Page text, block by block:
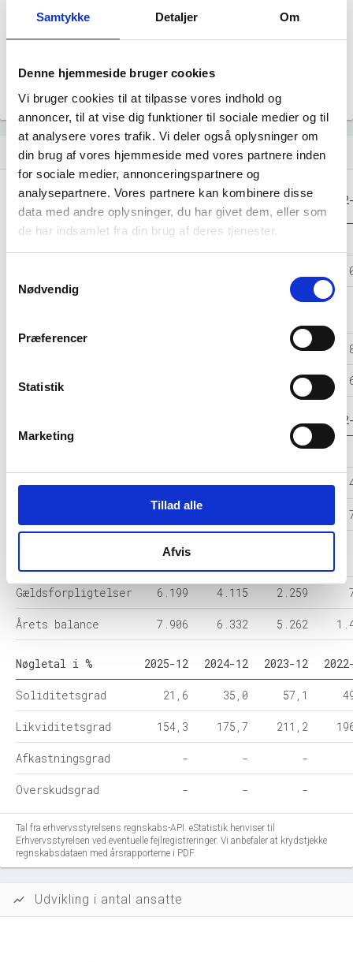
Samtykke Detaljer Om
Denne hjemmeside bruger cookies
Vi bruger cookies til at tilpasse vores indhold og
annoncer, til at vise dig funktioner til sociale medier og til
at analysere vores trafik. Vi deler også oplysninger om
din brug af vores hjemmeside med vores partnere inden
for sociale medier, annonceringspartnere og
analysepartnere. Vores partnere kan kombinere disse
data med andre oplysninger, du har givet dem, eller som
de har indsamlet fra din brug af deres tjenester.
Nødvendig
Præferencer
Statistik
Marketing
Tillad alle
Afvis
Årsrapporten 2023-12 file_download
Årsrapporten 2022-12
assignment Regnskaber
Resultat i 1000
DKK
2025-12 2024-12 2023-12
Nettoomsætning - -
2.928
Årets Resultat 2.281
2023-12
491
Omsætningsaktiver 7.710 5.448 4.771
1.707
0
Gældsforpligtelser 6.199 4.115 2.259
Årets balance 7.906 6.332 5.262
Nøgletal i % 2025-12 2024-12 2023-12
Soliditetsgrad 21,6 35,0 57,1
Likviditetsgrad 154,3 175,7 211,2
Afkastningsgrad - - -
Overskudsgrad - - -
Tal fra erhvervsstyrelsens regnskabs-API. eStatistik henviser til
Erhvervsstyrelsen ved eventuelle fejlregistreringer. Vi anbefaler at krydstjekke
regnskabsdataen med årsrapporterne i PDF.
show_chart Udvikling i antal ansatte